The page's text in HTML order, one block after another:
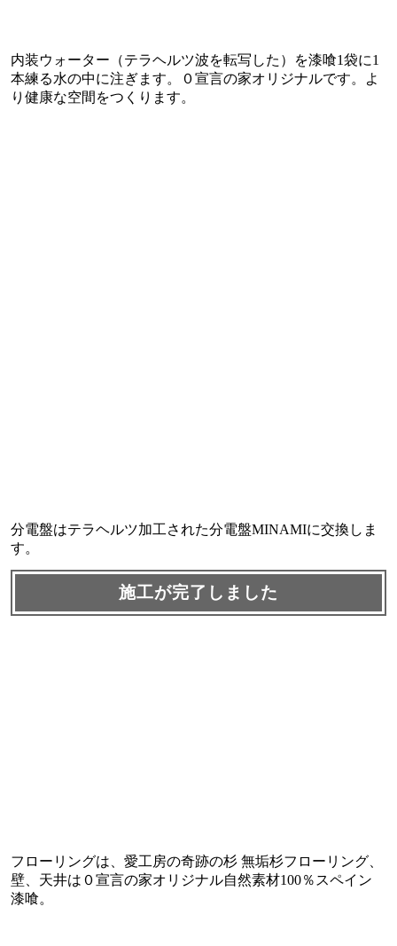
内装ウォーター（テラヘルツ波を転写した）を漆喰1袋に1
本練る水の中に注ぎます。０宣言の家オリジナルです。よ
り健康な空間をつくります。
分電盤はテラヘルツ加工された分電盤MINAMIに交換しま
す。
施工が完了しました
フローリングは、愛工房の奇跡の杉 無垢杉フローリング、
壁、天井は０宣言の家オリジナル自然素材100％スペイン
漆喰。